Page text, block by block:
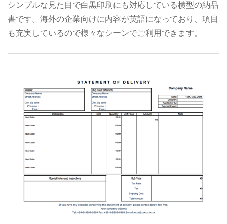
シンプルな見た目で白黒印刷にも対応している横型の納品
書です。海外の企業向けに内容が英語になっており、項目
も充実しているので様々なシーンでご利用できます。